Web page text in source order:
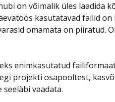
on võimalik üles laadida
kasutatavad failid on
omamata on piiratud.
enimkasutatud
projekti osapooltest,
vaadata.